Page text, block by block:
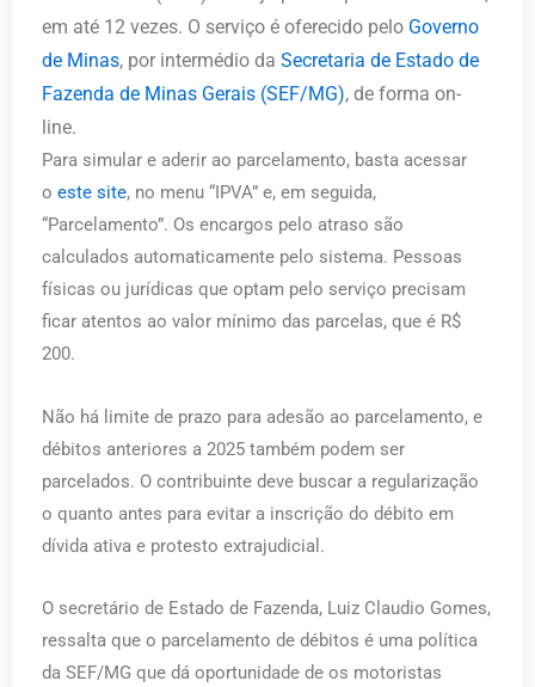
em até 12 vezes. O serviço é oferecido pelo Governo
de Minas, por intermédio da Secretaria de Estado de
Fazenda de Minas Gerais (SEF/MG), de forma on-
line.
Para simular e aderir ao parcelamento, basta acessar
o este site, no menu “IPVA” e, em seguida,
“Parcelamento”. Os encargos pelo atraso são
calculados automaticamente pelo sistema. Pessoas
físicas ou jurídicas que optam pelo serviço precisam
ficar atentos ao valor mínimo das parcelas, que é R$
200.
Não há limite de prazo para adesão ao parcelamento, e
débitos anteriores a 2025 também podem ser
parcelados. O contribuinte deve buscar a regularização
o quanto antes para evitar a inscrição do débito em
dívida ativa e protesto extrajudicial.
O secretário de Estado de Fazenda, Luiz Claudio Gomes,
ressalta que o parcelamento de débitos é uma política
da SEF/MG que dá oportunidade de os motoristas